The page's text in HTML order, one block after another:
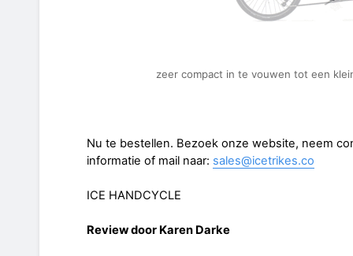
zeer compact in te vouwen tot een
Nu te bestellen. Bezoek onze website, neem
informatie of mail naar: sales@icetrikes.co
ICE HANDCYCLE
Review door Karen Darke